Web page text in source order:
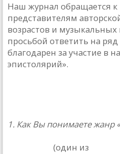
Наш журнал обращается
представителям
возрастов и
просьбой ответить на
благодарен за участие в
эпистолярий».
1. Как Вы понимаете жанр
(один из